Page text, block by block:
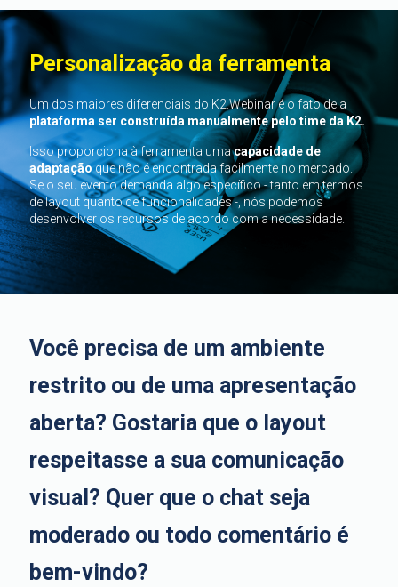
Personalização da ferramenta
Um dos maiores diferenciais do K2.Webinar é o fato de a
plataforma ser construída manualmente pelo time da K2.
Isso proporciona à ferramenta umacapacidade de
adaptaçãoque não é encontrada facilmente no mercado.
Se o seu evento demanda algo específico - tanto em termos
de layout quanto de funcionalidades -, nós podemos
desenvolver os recursos de acordo com a necessidade.
Você precisa de um ambiente
restrito ou de uma apresentação
aberta? Gostaria que o layout
respeitasse a sua comunicação
visual? Quer que o chat seja
moderado ou todo comentário é
bem-vindo?